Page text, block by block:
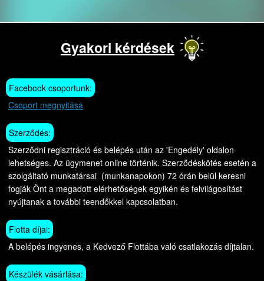
Gyakori kérdések
Facebook csoportunk:
Csoport megnyitása
Szerződés:
Szerződni regisztráció és belépés után az 'Engedély' oldalon
lehetséges. Az ügymenet online történik. Szerződéskötés esetén a
szolgáltató munkatársai (munkanapokon) 72 órán belül keresni
fogják Önt a megadott elérhetőségek egyikén és felvilágosítást
nyújtanak a további teendőkkel kapcsolatban.
Flotta díjai:
A belépés ingyenes, a Kedvező Flottába való csatlakozás díjtalan.
Készülék vásárlása: